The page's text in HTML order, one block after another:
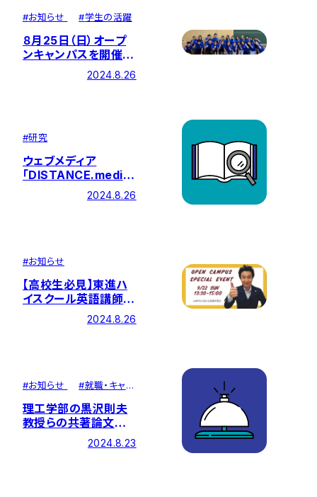
#お知らせ #学生の活躍
８月25日（日）オープ
ンキャンパスを開催し
2024.8.26
#研究
ウェブメディア
「DISTANCE.media」
に法学部・前田幸男教
授の論文が掲載され
2024.8.26
#お知らせ
【高校生必見】東進ハ
イスクール英語講師の
安河内哲也氏の特別
イベントを開催
2024.8.26
#お知らせ #就職・キャリ
理工学部の黒沢則夫
教授らの共著論文が
学術誌『Nature
Communications』
2024.8.23